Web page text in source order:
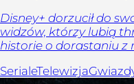
Disney+ dorzucił do
widzów, którzy lubią
historie o dorastaniu z
SerialeTelewizja